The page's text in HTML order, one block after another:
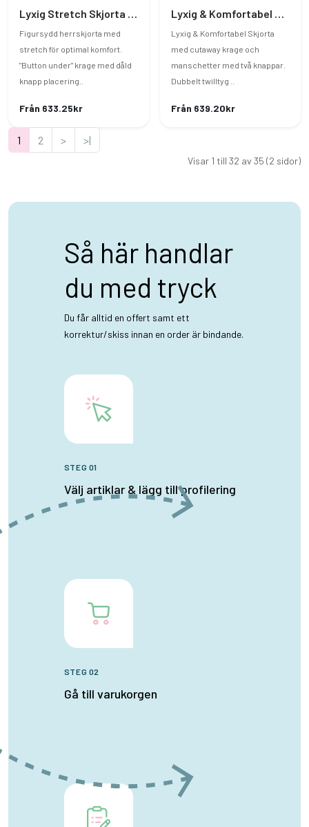
Lyxig Stretch Skjorta Herr
Figursydd herrskjorta med
stretch för optimal komfort.
"Button under" krage med dåld
knapp placering..
Från 633.25kr
Lyxig & Komfortabel Skjorta
Lyxig & Komfortabel Skjorta
med cutaway krage och
manschetter med två knappar.
Dubbelt twilltyg ..
Från 639.20kr
1 2 > >|
Visar 1 till 32 av 35 (2 sidor)
Så här handlar
du med tryck
Du får alltid en offert samt ett
korrektur/skiss innan en order är bindande.
STEG 01
Välj artiklar & lägg till profilering
STEG 02
Gå till varukorgen